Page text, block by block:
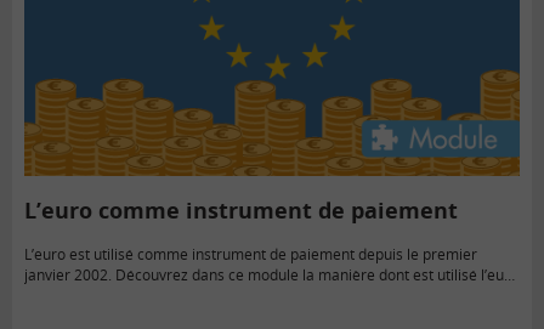
L’euro comme instrument de paiement
L’euro est utilisé comme instrument de paiement depuis le premier
janvier 2002. Découvrez dans ce module la manière dont est utilisé l’euro